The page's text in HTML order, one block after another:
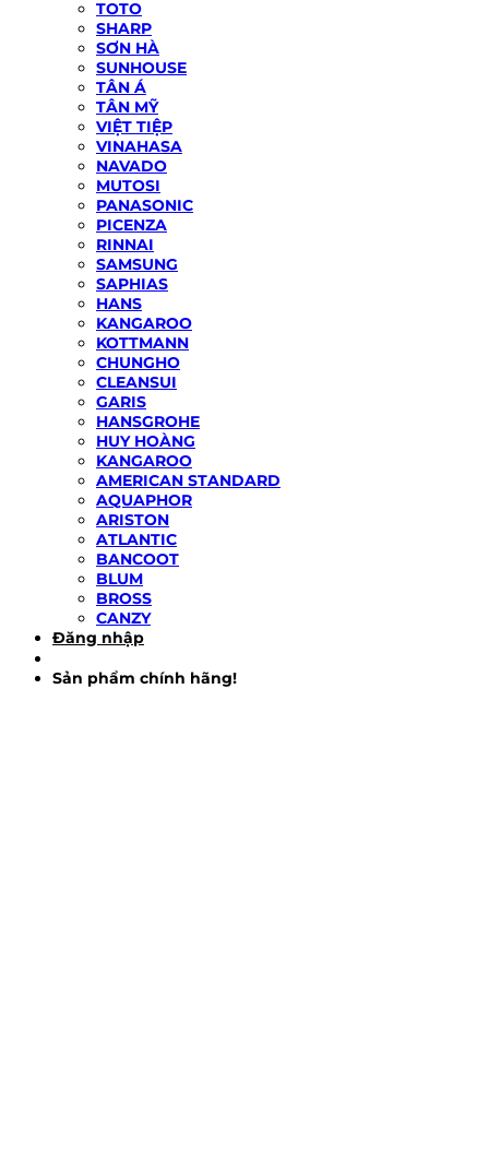
TOTO
SHARP
SƠN HÀ
SUNHOUSE
TÂN Á
TÂN MỸ
VIỆT TIỆP
VINAHASA
NAVADO
MUTOSI
PANASONIC
PICENZA
RINNAI
SAMSUNG
SAPHIAS
HANS
KANGAROO
KOTTMANN
CHUNGHO
CLEANSUI
GARIS
HANSGROHE
HUY HOÀNG
KANGAROO
AMERICAN STANDARD
AQUAPHOR
ARISTON
ATLANTIC
BANCOOT
BLUM
BROSS
CANZY
Đăng nhập
Sản phẩm chính hãng!